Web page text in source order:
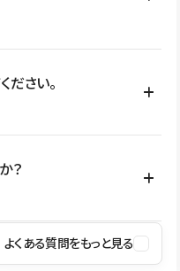
更新範囲を設計しておく
用できます。 さらにコン
作業を進めやすくなりま
ださい。
全に利用できるよう、通信
、脆弱性対策など、複数の観
おり、悪質なスクリプトの
？
ンターでご確認いただけま
よくある質問をもっと見る